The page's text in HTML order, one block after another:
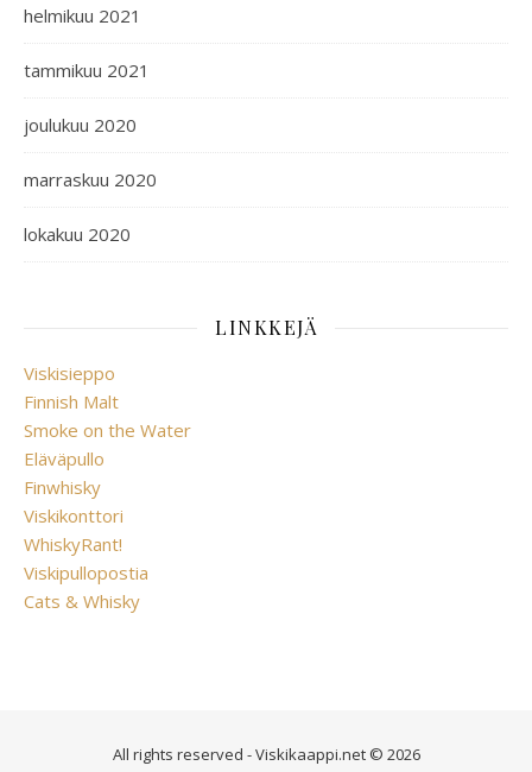
helmikuu 2021
tammikuu 2021
joulukuu 2020
marraskuu 2020
lokakuu 2020
LINKKEJÄ
Viskisieppo
Finnish Malt
Smoke on the Water
Eläväpullo
Finwhisky
Viskikonttori
WhiskyRant!
Viskipullopostia
Cats & Whisky
All rights reserved - Viskikaappi.net © 2026